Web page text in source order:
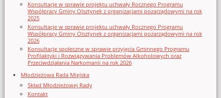
Konsultacje w sprawie projektu uchwały Rocznego Programu
Współpracy Gminy Olsztynek z organizacjami pozarządowymi na rok
2025
Konsultacje w sprawie projektu uchwały Rocznego Programu
Współpracy Gminy Olsztynek z organizacjami pozarządowymi na rok
2026
Konsultacje społeczne w sprawie przyjęcia Gminnego Programu
Profilaktyki i Rozwiązywania Problemów Alkoholowych oraz
Przeciwdziałania Narkomanii na rok 2026
Młodzieżowa Rada Miejska
Skład Młodzieżowej Rady
Kontakt